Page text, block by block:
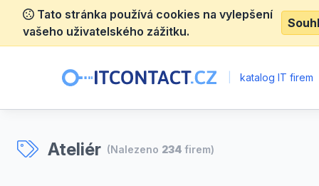
Tato stránka používá cookies na vylepšení
vašeho uživatelského zážitku.
katalog IT firem
Ateliér (Nalezeno 234 firem)